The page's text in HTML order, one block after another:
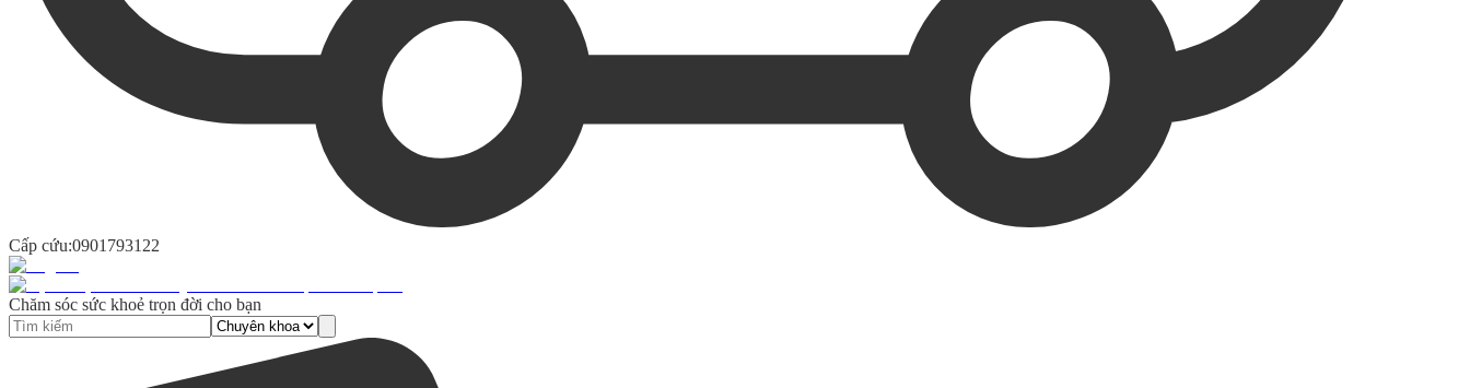
Cấp cứu:0901793122
Chăm sóc sức khoẻ trọn đời cho bạn